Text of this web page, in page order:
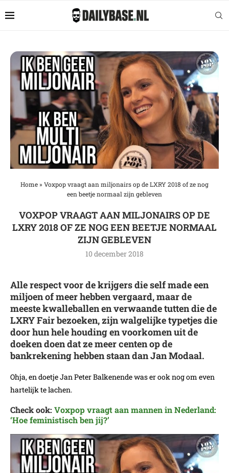
Home» Voxpop vraagt aan miljonairs op de LXRY 2018 of ze nog
een beetje normaal zijn gebleven
VOXPOP VRAAGT AAN MILJONAIRS OP DE
LXRY 2018 OF ZE NOG EEN BEETJE NORMAAL
ZIJN GEBLEVEN
10 december 2018
Alle respect voor de krijgers die self made een
miljoen of meer hebben vergaard, maar de
meeste kwalleballen en verwaande tutten die de
LXRY Fair bezoeken, zijn walgelijke typetjes die
door hun hele houding en voorkomen uit de
doeken doen dat ze meer centen op de
bankrekening hebben staan dan Jan Modaal.
Ohja, en doetje Jan Peter Balkenende was er ook nog om even
hartelijk te lachen.
Check ook: Voxpop vraagt aan mannen in Nederland:
‘Hoe feministisch ben jij?’